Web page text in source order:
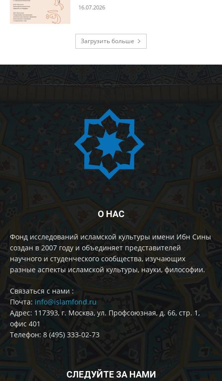
16.07.2026
Загрузить больше
О НАС
Фонд исследований исламской культуры имени Ибн Сины
создан в 2007 году и объединяет представителей
научного и студенческого сообщества, изучающих
разные аспекты исламской культуры, науки, философии.
Cвязаться с нами :
Почта: info@islamfond.ru
Адрес: 117393, г. Москва, ул. Профсоюзная, д. 66, стр. 1,
офис 401
Телефон: 8 (495) 333-02-73
СЛЕДУЙТЕ ЗА НАМИ